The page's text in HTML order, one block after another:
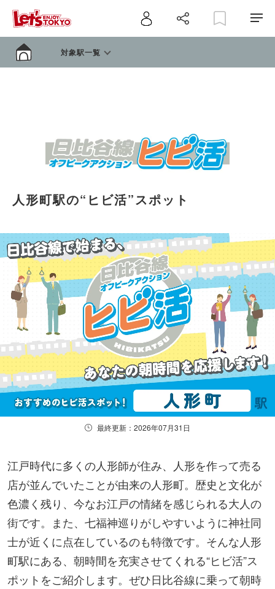
対象駅一覧
人形町駅の“ヒビ活”スポット
最終更新：2026年07月31日
江戸時代に多くの人形師が住み、人形を作って売る
店が並んでいたことが由来の人形町。歴史と文化が
色濃く残り、今なお江戸の情緒を感じられる大人の
街です。また、七福神巡りがしやすいように神社同
士が近くに点在しているのも特徴です。 そんな人形
町駅にある、朝時間を充実させてくれる“ヒビ活”ス
ポットをご紹介します。ぜひ日比谷線に乗って朝時